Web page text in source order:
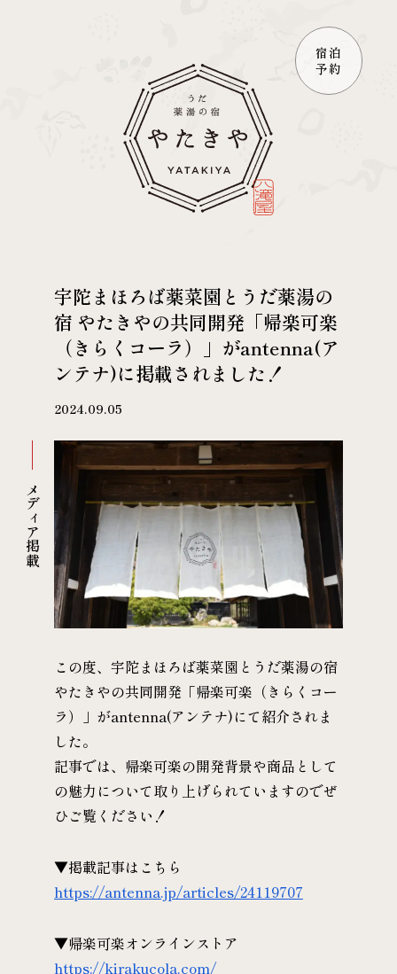
宿泊
予約
宇陀まほろば薬菜園とうだ薬湯の
宿 やたきやの共同開発「帰楽可楽
（きらくコーラ）」がantenna(ア
ンテナ)に掲載されました！
2024.09.05
メディア掲載
この度、宇陀まほろば薬菜園とうだ薬湯の宿
やたきやの共同開発「帰楽可楽（きらくコー
ラ）」がantenna(アンテナ)にて紹介されま
した。
記事では、帰楽可楽の開発背景や商品として
の魅力について取り上げられていますのでぜ
ひご覧ください！
▼掲載記事はこちら
https://antenna.jp/articles/24119707
▼帰楽可楽オンラインストア
https://kirakucola.com/